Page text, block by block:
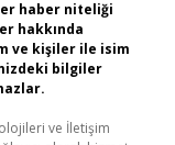
haber niteliği
hakkında
ve kişiler ile isim
bilgiler
ve İletişim